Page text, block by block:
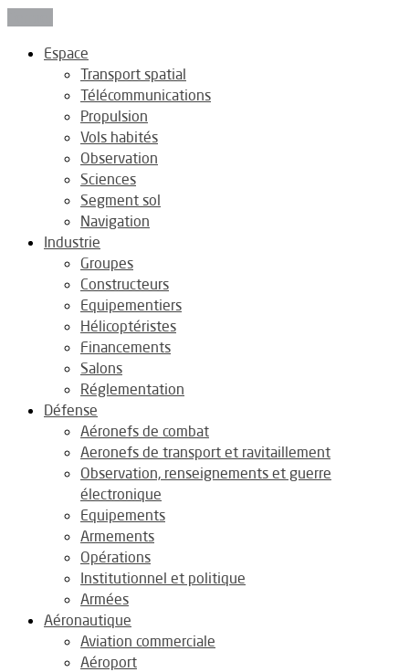
Espace
Transport spatial
Télécommunications
Propulsion
Vols habités
Observation
Sciences
Segment sol
Navigation
Industrie
Groupes
Constructeurs
Equipementiers
Hélicoptéristes
Financements
Salons
Réglementation
Défense
Aéronefs de combat
Aeronefs de transport et ravitaillement
Observation, renseignements et guerre
électronique
Equipements
Armements
Opérations
Institutionnel et politique
Armées
Aéronautique
Aviation commerciale
Aéroport